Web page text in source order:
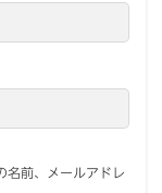
名前、メールアドレ